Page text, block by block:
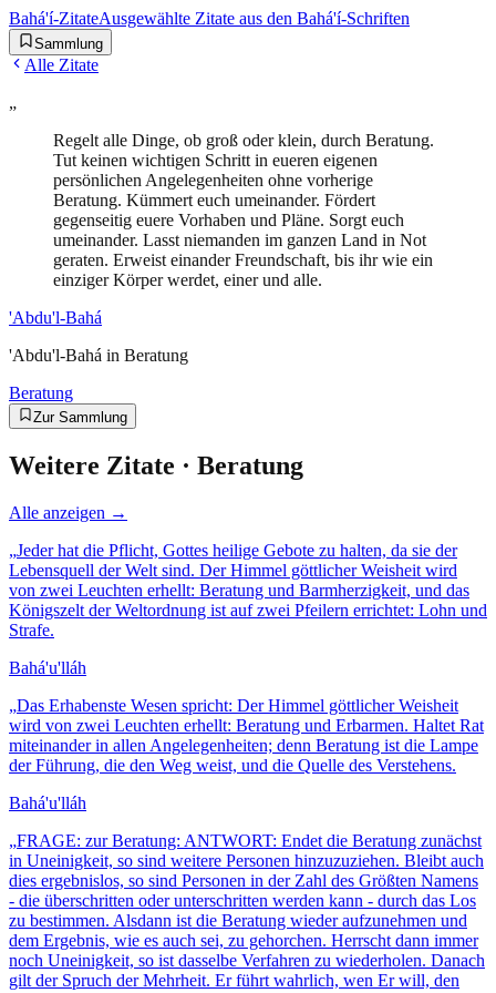
Bahá'í-ZitateAusgewählte Zitate aus den Bahá'í-Schriften
Sammlung
Alle Zitate
„
Regelt alle Dinge, ob groß oder klein, durch Beratung.
Tut keinen wichtigen Schritt in eueren eigenen
persönlichen Angelegenheiten ohne vorherige
Beratung. Kümmert euch umeinander. Fördert
gegenseitig euere Vorhaben und Pläne. Sorgt euch
umeinander. Lasst niemanden im ganzen Land in Not
geraten. Erweist einander Freundschaft, bis ihr wie ein
einziger Körper werdet, einer und alle.
'Abdu'l-Bahá
'Abdu'l-Bahá in Beratung
Beratung
Zur Sammlung
Weitere Zitate · Beratung
Alle anzeigen →
„Jeder hat die Pflicht, Gottes heilige Gebote zu halten, da sie der
Lebensquell der Welt sind. Der Himmel göttlicher Weisheit wird
von zwei Leuchten erhellt: Beratung und Barmherzigkeit, und das
Königszelt der Weltordnung ist auf zwei Pfeilern errichtet: Lohn und
Strafe.
Bahá'u'lláh
„Das Erhabenste Wesen spricht: Der Himmel göttlicher Weisheit
wird von zwei Leuchten erhellt: Beratung und Erbarmen. Haltet Rat
miteinander in allen Angelegenheiten; denn Beratung ist die Lampe
der Führung, die den Weg weist, und die Quelle des Verstehens.
Bahá'u'lláh
„FRAGE: zur Beratung: ANTWORT: Endet die Beratung zunächst
in Uneinigkeit, so sind weitere Personen hinzuzuziehen. Bleibt auch
dies ergebnislos, so sind Personen in der Zahl des Größten Namens
- die überschritten oder unterschritten werden kann - durch das Los
zu bestimmen. Alsdann ist die Beratung wieder aufzunehmen und
dem Ergebnis, wie es auch sei, zu gehorchen. Herrscht dann immer
noch Uneinigkeit, so ist dasselbe Verfahren zu wiederholen. Danach
gilt der Spruch der Mehrheit. Er führt wahrlich, wen Er will, den